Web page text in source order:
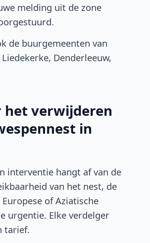
melding uit de zone
de buurgemeenten van
Denderleeuw,
het verwijderen
in
interventie hangt af van de
van het nest, de
of Aziatische
urgentie. Elke verdelger
tarief.